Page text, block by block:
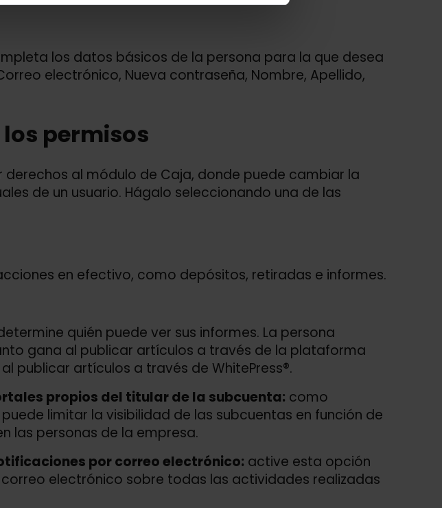
los datos básicos de la persona para la que desea
electrónico, Nueva contraseña, Nombre, Apellido,
permisos
al módulo de Caja, donde puede cambiar la
de un usuario. Hágalo seleccionando una de las
en efectivo, como depósitos, retiradas e informes.
quién puede ver sus informes. La persona
gana al publicar artículos a través de la plataforma
publicar artículos a través de WhitePress®.
propios del titular de la subcuenta: como
limitar la visibilidad de las subcuentas en función de
las personas de la empresa.
por correo electrónico: active esta opción
electrónico sobre todas las actividades realizadas